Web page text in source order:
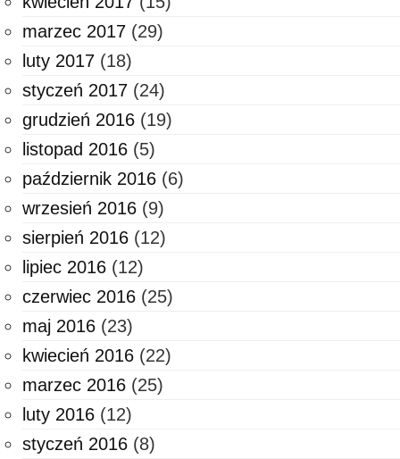
marzec 2017 (29)
luty 2017 (18)
styczeń 2017 (24)
grudzień 2016 (19)
listopad 2016 (5)
październik 2016 (6)
wrzesień 2016 (9)
sierpień 2016 (12)
lipiec 2016 (12)
czerwiec 2016 (25)
maj 2016 (23)
kwiecień 2016 (22)
marzec 2016 (25)
luty 2016 (12)
styczeń 2016 (8)